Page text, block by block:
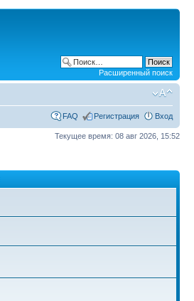
Расширенный поиск
FAQ Регистрация Вход
Текущее время: 08 авг 2026, 15:52